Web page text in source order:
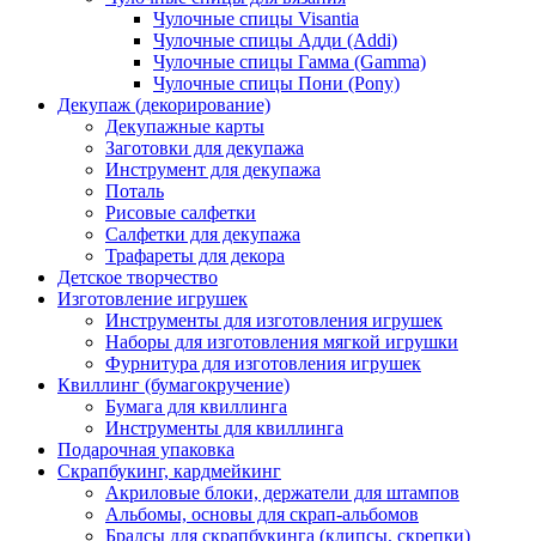
Чулочные спицы Visantia
Чулочные спицы Адди (Addi)
Чулочные спицы Гамма (Gamma)
Чулочные спицы Пони (Pony)
Декупаж (декорирование)
Декупажные карты
Заготовки для декупажа
Инструмент для декупажа
Поталь
Рисовые салфетки
Салфетки для декупажа
Трафареты для декора
Детское творчество
Изготовление игрушек
Инструменты для изготовления игрушек
Наборы для изготовления мягкой игрушки
Фурнитура для изготовления игрушек
Квиллинг (бумагокручение)
Бумага для квиллинга
Инструменты для квиллинга
Подарочная упаковка
Скрапбукинг, кардмейкинг
Акриловые блоки, держатели для штампов
Альбомы, основы для скрап-альбомов
Брадсы для скрапбукинга (клипсы, скрепки)